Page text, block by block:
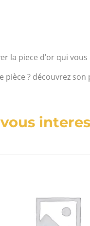
la piece d’or qui
? découvrez son